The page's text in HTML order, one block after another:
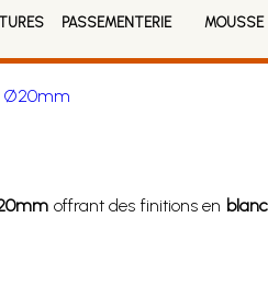
PASSEMENTERIE MOUSSE
Ø20mm
offrant des finitions en